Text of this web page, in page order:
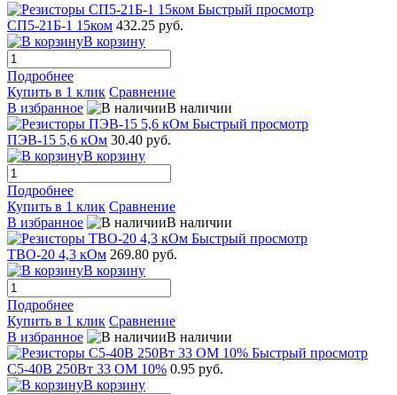
Быстрый просмотр
СП5-21Б-1 15ком 432.25 руб.
В корзину
Подробнее
Купить в 1 клик Сравнение
В избранное
В наличии
Быстрый просмотр
ПЭВ-15 5,6 кОм 30.40 руб.
В корзину
Подробнее
Купить в 1 клик Сравнение
В избранное
В наличии
Быстрый просмотр
ТВО-20 4,3 кОм 269.80 руб.
В корзину
Подробнее
Купить в 1 клик Сравнение
В избранное
В наличии
Быстрый просмотр
С5-40В 250Вт 33 ОМ 10% 0.95 руб.
В корзину